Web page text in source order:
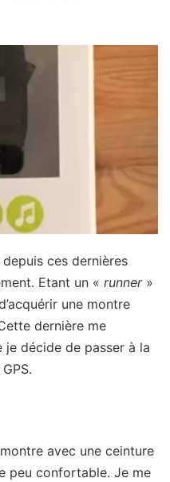
ces dernières
Etant un « runner»
une montre
dernière me
je décide de passer à la
avec une ceinture
peu confortable. Je me